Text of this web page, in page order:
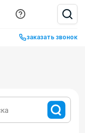
заказать звонок